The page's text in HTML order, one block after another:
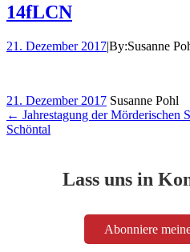
14fLCN
21. Dezember 2017|By:Susanne
21. Dezember 2017 Susanne Pohl
← Jahrestagung der Mörderischen
Schöntal
Lass uns in
Abonniere